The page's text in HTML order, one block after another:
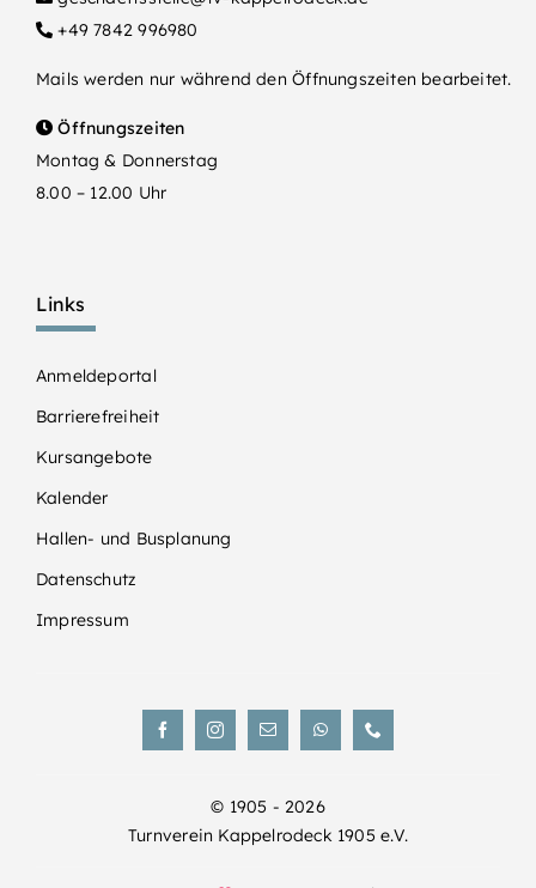
+49 7842 996980
Mails werden nur während den Öffnungszeiten bearbeitet.
Öffnungszeiten
Montag & Donnerstag
8.00 – 12.00 Uhr
Links
Anmeldeportal
Barrierefreiheit
Kursangebote
Kalender
Hallen- und Busplanung
Datenschutz
Impressum
© 1905 - 2026
Turnverein Kappelrodeck 1905 e.V.